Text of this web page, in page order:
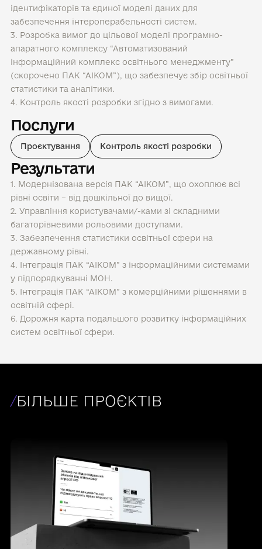
ідентифікаторів та єдиної моделі даних для
забезпечення інтероперабельності систем.
3. Розробка вимог до цільової моделі програмно-
апаратного комплексу “Автоматизований
інформаційний комплекс освітнього менеджменту”
(скорочено ПАК “АІКОМ”), що забезпечує збір освітньої
статистики та аналітики.
4. Контроль якості розробки згідно з вимогами.
Послуги
Проєктування Контроль якості розробки
Результати
1. Модернізована версія ПАК “АІКОМ”, що охоплює всі
рівні освіти – від дошкільної до вищої.
2. Управління користувачами/-ками зі складними
багаторівневими рольовими доступами.
3. Забезпечення статистики освітньої сфери на
державному рівні.
4. Інтеграція ПАК “АІКОМ” з інформаційними системами
у підпорядкуванні МОН.
5. Інтеграція ПАК “АІКОМ” з комерційними рішеннями в
освітній сфері.
6. Дорожня карта подальшого розвитку інформаційних
систем освітньої сфери.
/БІЛЬШЕ ПРОЄКТІВ